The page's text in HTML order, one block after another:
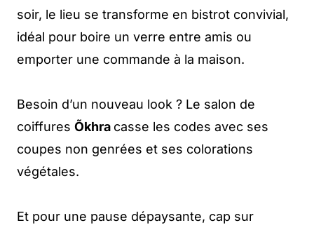
soir, le lieu se transforme en bistrot convivial,
idéal pour boire un verre entre amis ou
emporter une commande à la maison.
Besoin d’un nouveau look ? Le salon de
coiffures Õkhra casse les codes avec ses
coupes non genrées et ses colorations
végétales.
Et pour une pause dépaysante, cap sur